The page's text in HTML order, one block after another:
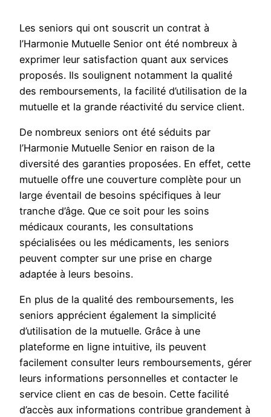
Les seniors qui ont souscrit un contrat à
l’Harmonie Mutuelle Senior ont été nombreux à
exprimer leur satisfaction quant aux services
proposés. Ils soulignent notamment la qualité
des remboursements, la facilité d’utilisation de la
mutuelle et la grande réactivité du service client.
De nombreux seniors ont été séduits par
l’Harmonie Mutuelle Senior en raison de la
diversité des garanties proposées. En effet, cette
mutuelle offre une couverture complète pour un
large éventail de besoins spécifiques à leur
tranche d’âge. Que ce soit pour les soins
médicaux courants, les consultations
spécialisées ou les médicaments, les seniors
peuvent compter sur une prise en charge
adaptée à leurs besoins.
En plus de la qualité des remboursements, les
seniors apprécient également la simplicité
d’utilisation de la mutuelle. Grâce à une
plateforme en ligne intuitive, ils peuvent
facilement consulter leurs remboursements, gérer
leurs informations personnelles et contacter le
service client en cas de besoin. Cette facilité
d’accès aux informations contribue grandement à